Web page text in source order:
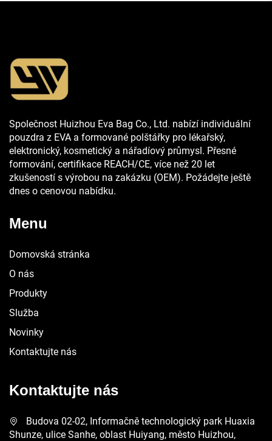
Společnost Huizhou Eva Bag Co., Ltd. nabízí individuální
pouzdra z EVA a formované polštářky pro lékařský,
elektronický, kosmetický a nářadíový průmysl. Přesné
formování, certifikace REACH/CE, více než 20 let
zkušeností s výrobou na zakázku (OEM). Požádejte ještě
dnes o cenovou nabídku.
Menu
Domovská stránka
O nás
Produkty
Služba
Novinky
Kontaktujte nás
Kontaktujte nás
Budova 02-02, Informačně technologický park Huaxia
Shunze, ulice Sanhe, oblast Huiyang, město Huizhou,